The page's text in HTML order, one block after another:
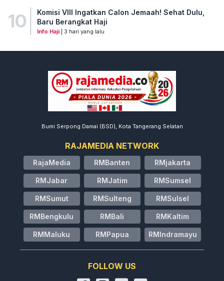
10
Komisi VIII Ingatkan Calon Jemaah! Sehat Dulu,
Baru Berangkat Haji
Info Haji| 3 hari yang lalu
Bumi Serpong Damai (BSD), Kota Tangerang Selatan
RAJAMEDIA NETWORK
RajaMedia RMBanten RMjakarta
RMJabar RMJatim RMSumsel
RMSumut RMSulteng RMSulsel
RMBengkulu RMBali RMKaltim
RMMaluku RMPapua RMIndramayu
FOLLOW US